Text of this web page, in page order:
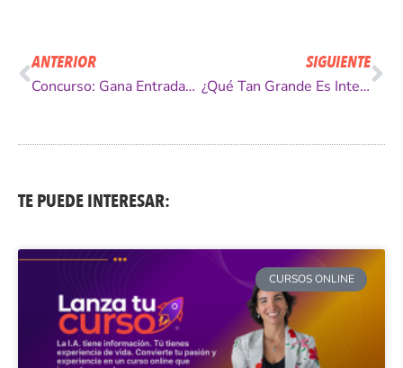
ANTERIOR
Concurso: Gana Entradas Para Santiago Social Media!
SIGUIENTE
¿Qué Tan Grande Es Internet? [INFOGRAFÍA]
TE PUEDE INTERESAR:
CURSOS ONLINE